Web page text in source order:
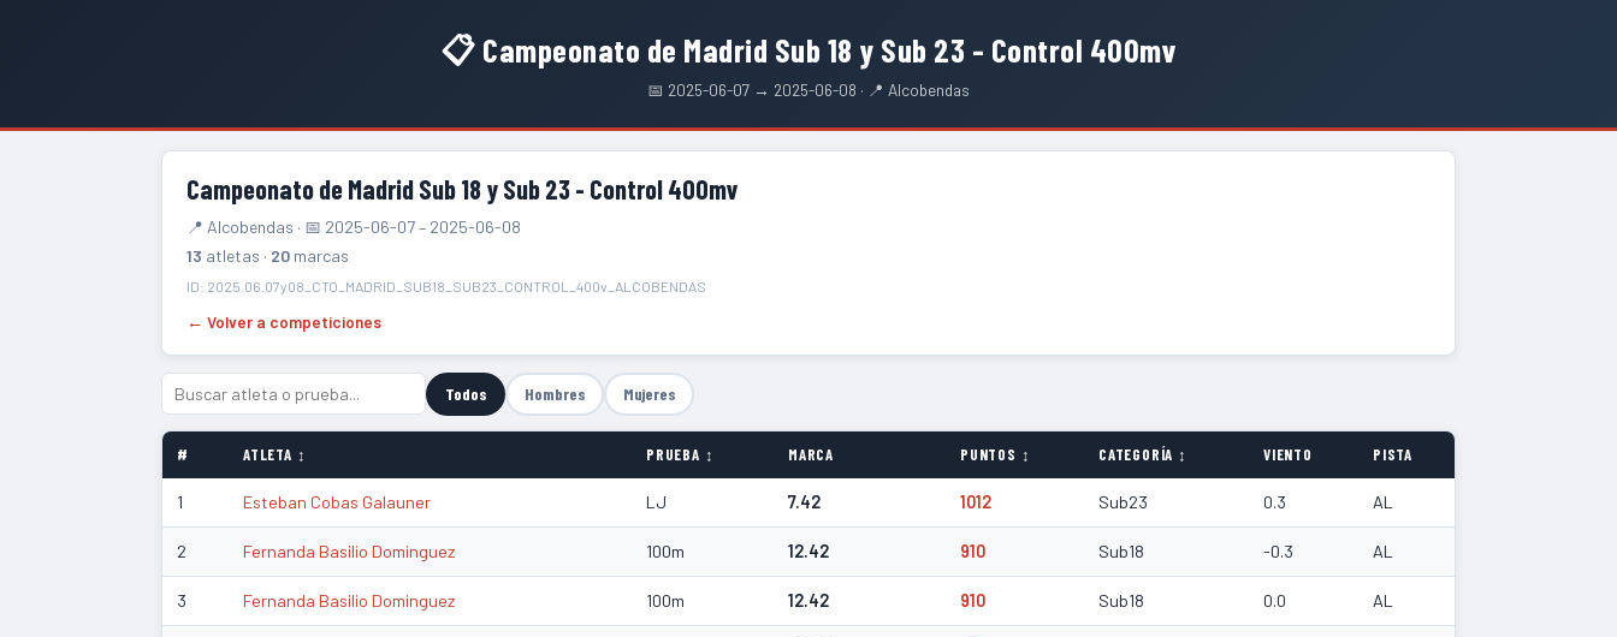
📋 Campeonato de Madrid Sub 18 y Sub 23 - Control 400mv
📅 2025-06-07 → 2025-06-08 · 📍 Alcobendas
Campeonato de Madrid Sub 18 y Sub 23 - Control 400mv
📍 Alcobendas · 📅 2025-06-07 – 2025-06-08
13 atletas · 20 marcas
ID: 2025.06.07y08_CTO_MADRID_SUB18_SUB23_CONTROL_400v_ALCOBENDAS
← Volver a competiciones
Todos Hombres Mujeres
# ATLETA ↕ PRUEBA ↕ MARCA PUNTOS ↕ CATEGORÍA ↕ VIENTO PISTA
1 Esteban Cobas Galauner LJ 7.42 1012 Sub23 0.3 AL
2 Fernanda Basilio Dominguez 100m 12.42 910 Sub18 -0.3 AL
3 Fernanda Basilio Dominguez 100m 12.42 910 Sub18 0.0 AL